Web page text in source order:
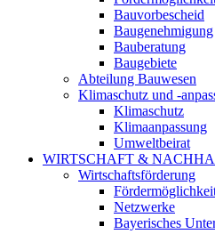
Bauvorbescheid
Baugenehmigung
Bauberatung
Baugebiete
Abteilung Bauwesen
Klimaschutz und -
Klimaschutz
Klimaanpassung
Umweltbeirat
WIRTSCHAFT &
Wirtschaftsförderung
Netzwerke
Bayerisches